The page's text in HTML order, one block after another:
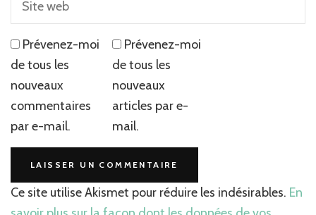
Prévenez-moi
de tous les
nouveaux
commentaires
par e-mail.
Prévenez-moi
de tous les
nouveaux
articles par e-
mail.
Ce site utilise Akismet pour réduire les indésirables. En